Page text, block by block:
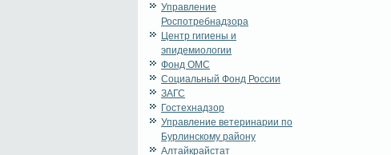
Управление
Роспотребнадзора
Центр гигиены и
эпидемиологии
Фонд ОМС
Социальный Фонд России
ЗАГС
Гостехнадзор
Управление ветеринарии по
Бурлинскому району
Алтайкрайстат